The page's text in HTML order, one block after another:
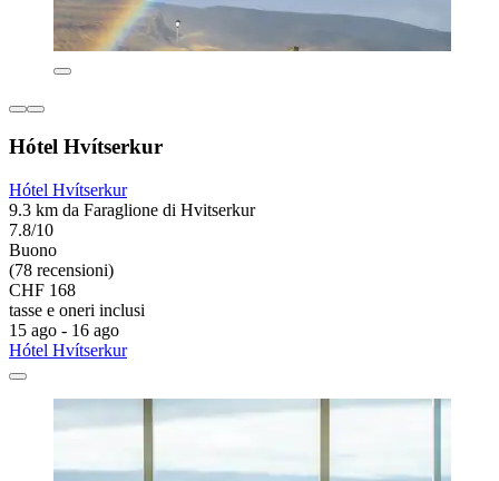
Hótel Hvítserkur
Hótel Hvítserkur
9.3 km da Faraglione di Hvitserkur
7.8/10
Buono
(78 recensioni)
CHF 168
tasse e oneri inclusi
15 ago - 16 ago
Hótel Hvítserkur